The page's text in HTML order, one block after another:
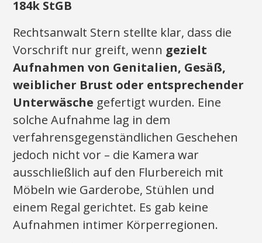
184k StGB
Rechtsanwalt Stern stellte klar, dass die
Vorschrift nur greift, wenn gezielt
Aufnahmen von Genitalien, Gesäß,
weiblicher Brust oder entsprechender
Unterwäsche gefertigt wurden. Eine
solche Aufnahme lag in dem
verfahrensgegenständlichen Geschehen
jedoch nicht vor – die Kamera war
ausschließlich auf den Flurbereich mit
Möbeln wie Garderobe, Stühlen und
einem Regal gerichtet. Es gab keine
Aufnahmen intimer Körperregionen.